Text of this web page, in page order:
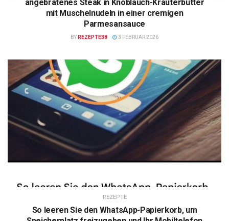
angebratenes Steak in Knoblauch-Kräuterbutter
mit Muschelnudeln in einer cremigen
Parmesansauce
BY REZEPTE38 3 FEBRUAR 2026
REZEPTE
So leeren Sie den WhatsApp-Papierkorb, um